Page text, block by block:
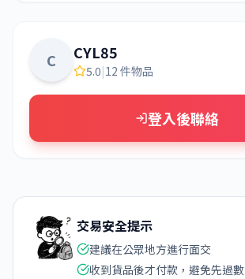
C CYL85
5.0|12 件物品
登入後聯絡
交易安全提示
建議在公眾地方進行面交
收到貨品後才付款，避免先過數